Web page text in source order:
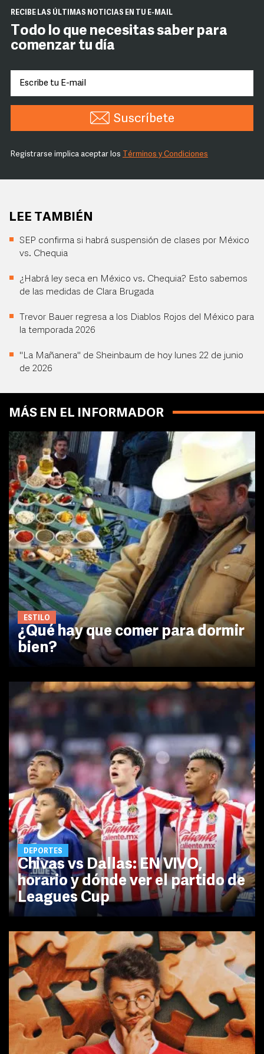
RECIBE LAS ÚLTIMAS NOTICIAS EN TU E-MAIL
Todo lo que necesitas saber para
comenzar tu día
Suscríbete
Registrarse implica aceptar los Términos y Condiciones
LEE TAMBIÉN
SEP confirma si habrá suspensión de clases por México
vs. Chequia
¿Habrá ley seca en México vs. Chequia? Esto sabemos
de las medidas de Clara Brugada
Trevor Bauer regresa a los Diablos Rojos del México para
la temporada 2026
"La Mañanera" de Sheinbaum de hoy lunes 22 de junio
de 2026
MÁS EN EL INFORMADOR
ESTILO
¿Qué hay que comer para dormir
bien?
DEPORTES
Chivas vs Dallas: EN VIVO,
horario y dónde ver el partido de
Leagues Cup